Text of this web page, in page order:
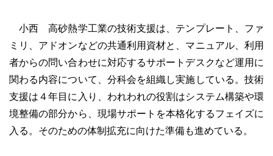
小西 高砂熱学工業の技術支援は、テンプレート、ファ
ミリ、アドオンなどの共通利用資材と、マニュアル、利用
者からの問い合わせに対応するサポートデスクなど運用に
関わる内容について、分科会を組織し実施している。技術
支援は４年目に入り、われわれの役割はシステム構築や環
境整備の部分から、現場サポートを本格化するフェイズに
入る。そのための体制拡充に向けた準備も進めている。